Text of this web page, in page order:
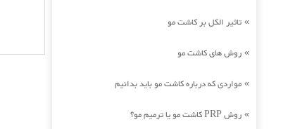
» تاثیر الکل بر کاشت مو
» روش های کاشت مو
» مواردی که درباره کاشت مو باید بدانیم
» روش PRP کاشت مو یا ترمیم مو؟